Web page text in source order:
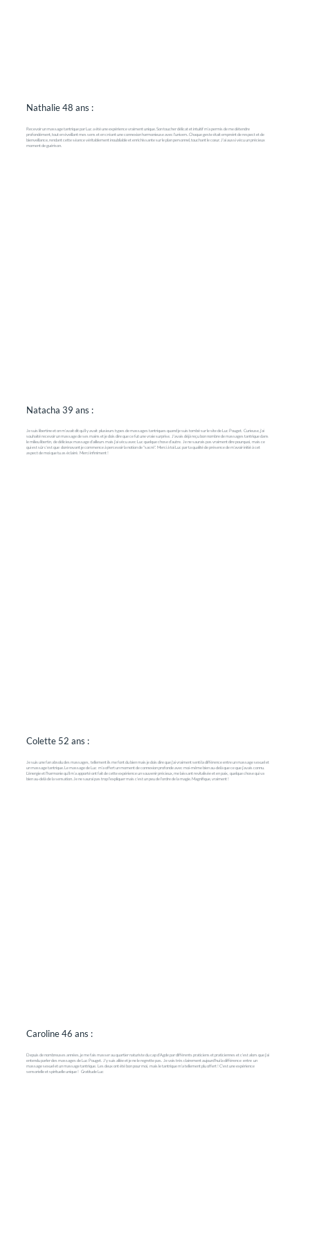
Nathalie 48 ans :
Recevoir un massage tantrique par Luc a été une expérience vraiment unique. Son toucher délicat et intuitif m'a permis de me détendre
profondément, tout en éveillant mes sens et en créant une connexion harmonieuse avec l'univers. Chaque geste était empreint de respect et de
bienveillance, rendant cette séance véritablement inoubliable et enrichissante sur le plan personnel, touchant le cœur. J'ai aussi vécu un précieux
moment de guérison.
Natacha 39 ans :
Je suis libertine et on m'avait dit qu'il y avait plusieurs types de massages tantriques quand je suis tombé sur le site de Luc Pouget. Curieuse, j'ai
souhaité recevoir un massage de ses mains et je dois dire que ce fut une vraie surprise. J'avais déjà reçu bon nombre de massages tantrique dans
le milieu libertin, de délicieux massage d'ailleurs mais j'ai vécu avec Luc quelque chose d'autre. Je ne saurais pas vraiment dire pourquoi, mais ce
qui est sûr c'est que dorénavant je commence à percevoir la notion de "sacré". Merci à toi Luc par ta qualité de présence de m'avoir initié à cet
aspect de moi que tu as éclairé. Merci infiniment !
Colette 52 ans :
Je suis une fan absolu des massages, tellement ils me font du bien mais je dois dire que j'ai vraiment senti la différence entre un massage sexuel et
un massage tantrique. Le massage de Luc m'a offert un moment de connexion profonde avec moi-même bien au-delà que ce que j’avais connu.
L'énergie et l'harmonie qu'il m’a apporté ont fait de cette expérience un souvenir précieux, me laissant revitalisée et en paix, quelque chose qui va
bien au-delà de la sensation. Je ne saurai pas trop l'expliquer mais c'est un peu de l'ordre de la magie. Magnifique, vraiment !
Caroline 46 ans :
Depuis de nombreuses années, je me fais masser au quartier naturiste du cap d'Agde par différents praticiens et praticiennes et c'est alors que j'ai
entendu parler des massages de Luc Pouget. J'y suis allée et je ne le regrette pas. Je vois très clairement aujourd'hui la différence entre un
massage sexuel et un massage tantrique. Les deux ont été bon pour moi, mais le tantrique m'a tellement plu offert ! C'est une expérience
sensorielle et spirituelle unique ! Gratitude Luc